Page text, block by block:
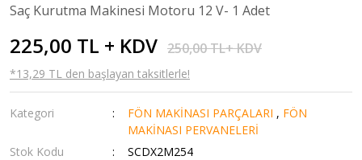
Saç Kurutma Makinesi Motoru 12 V- 1 Adet
225,00 TL + KDV 250,00 TL+ KDV
*13,29 TL den başlayan taksitlerle!
Kategori FÖN MAKİNASI PARÇALARI , FÖN
MAKİNASI PERVANELERİ
Stok Kodu
SCDX2M254